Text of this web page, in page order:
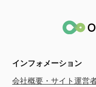
インフォメーション
会社概要・サイト運営